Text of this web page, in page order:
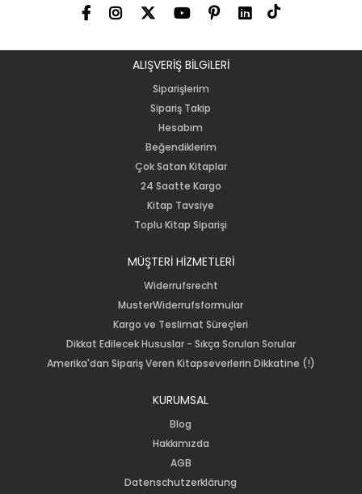
ALIŞVERİŞ BİLGiLERİ
Siparişlerim
Sipariş Takip
Hesabım
Beğendiklerim
Çok Satan Kitaplar
24 Saatte Kargo
Kitap Tavsiye
Toplu Kitap Siparişi
MÜŞTERİ HİZMETLERİ
Widerrufsrecht
MusterWiderrufsformular
Kargo ve Teslimat Süreçleri
Dikkat Edilecek Hususlar - Sıkça Sorulan Sorular
Amerika'dan Sipariş Veren Kitapseverlerin Dikkatine (!)
KURUMSAL
Blog
Hakkımızda
AGB
Datenschutzerklärung